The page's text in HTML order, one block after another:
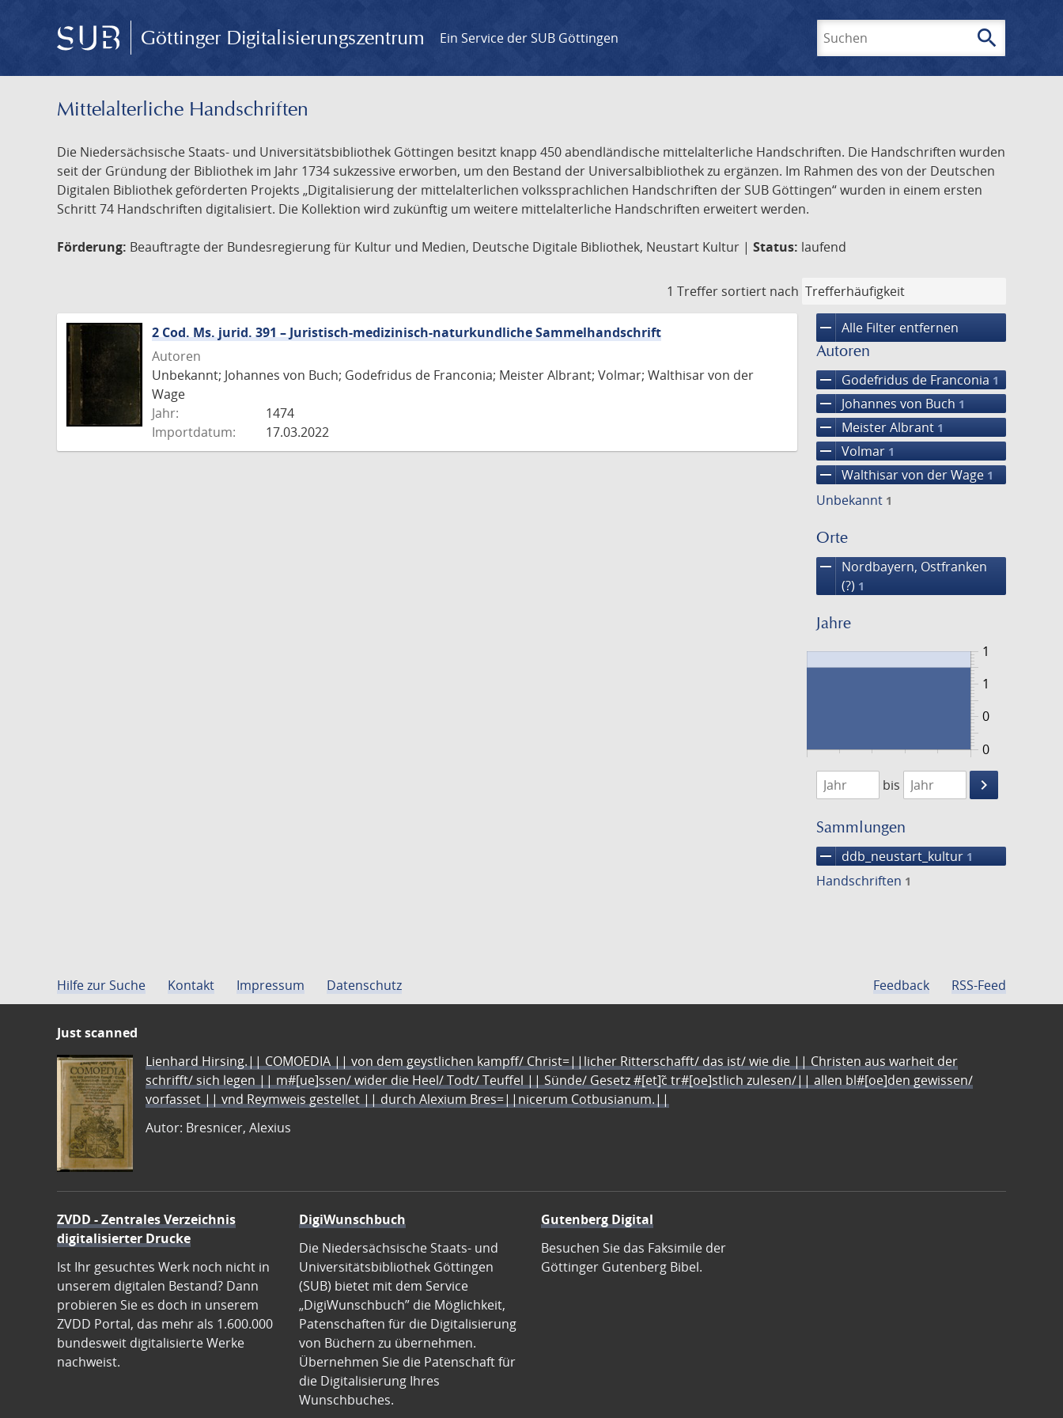
Göttinger Digitalisierungszentrum Ein Service der SUB Göttingen search
Mittelalterliche Handschriften
Die Niedersächsische Staats- und Universitätsbibliothek Göttingen besitzt knapp 450 abendländische mittelalterliche Handschriften. Die Handschriften wurden
seit der Gründung der Bibliothek im Jahr 1734 sukzessive erworben, um den Bestand der Universalbibliothek zu ergänzen. Im Rahmen des von der Deutschen
Digitalen Bibliothek geförderten Projekts „Digitalisierung der mittelalterlichen volkssprachlichen Handschriften der SUB Göttingen“ wurden in einem ersten
Schritt 74 Handschriften digitalisiert. Die Kollektion wird zukünftig um weitere mittelalterliche Handschriften erweitert werden.
Förderung: Beauftragte der Bundesregierung für Kultur und Medien, Deutsche Digitale Bibliothek, Neustart Kultur | Status: laufend
1 Treffer sortiert nach
remove Alle Filter entfernen
Autoren
remove Godefridus de Franconia 1
remove Johannes von Buch 1
remove Meister Albrant 1
remove Volmar 1
remove Walthisar von der Wage 1
Unbekannt 1
Orte
remove
Nordbayern, Ostfranken
(?) 1
Jahre
0
1
0
1
1474
1475
bis
keyboard_arrow_right
Suche
Sammlungen
remove ddb_neustart_kultur 1
Handschriften 1
2 Cod. Ms. jurid. 391 – Juristisch-medizinisch-naturkundliche Sammelhandschrift
Autoren
Unbekannt; Johannes von Buch; Godefridus de Franconia; Meister Albrant; Volmar; Walthisar von der
Wage
Jahr:
1474
Importdatum:
17.03.2022
Hilfe zur Suche Kontakt Impressum Datenschutz Feedback RSS-Feed
Just scanned
Lienhard Hirsing.|| COMOEDIA || von dem geystlichen kampff/ Christ=||licher Ritterschafft/ das ist/ wie die || Christen aus warheit der
schrifft/ sich legen || m#[ue]ssen/ wider die Heel/ Todt/ Teuffel || Sünde/ Gesetz #[et]c̃ tr#[oe]stlich zulesen/|| allen bl#[oe]den gewissen/
vorfasset || vnd Reymweis gestellet || durch Alexium Bres=||nicerum Cotbusianum.||
Autor: Bresnicer, Alexius
ZVDD - Zentrales Verzeichnis
digitalisierter Drucke
Ist Ihr gesuchtes Werk noch nicht in
unserem digitalen Bestand? Dann
probieren Sie es doch in unserem
ZVDD Portal, das mehr als 1.600.000
bundesweit digitalisierte Werke
nachweist.
DigiWunschbuch
Die Niedersächsische Staats- und
Universitätsbibliothek Göttingen
(SUB) bietet mit dem Service
„DigiWunschbuch” die Möglichkeit,
Patenschaften für die Digitalisierung
von Büchern zu übernehmen.
Übernehmen Sie die Patenschaft für
die Digitalisierung Ihres
Wunschbuches.
Gutenberg Digital
Besuchen Sie das Faksimile der
Göttinger Gutenberg Bibel.